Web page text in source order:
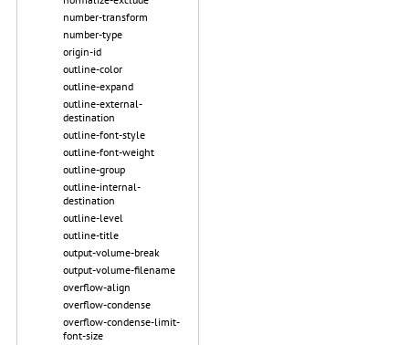
number-transform
number-type
origin-id
outline-color
outline-expand
outline-external-
destination
outline-font-style
outline-font-weight
outline-group
outline-internal-
destination
outline-level
outline-title
output-volume-break
output-volume-filename
overflow-align
overflow-condense
overflow-condense-limit-
font-size